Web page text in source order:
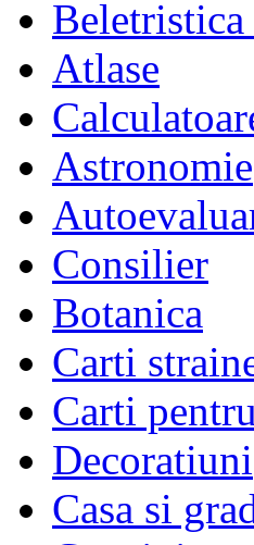
Atlase
Astronomie
Consilier
Botanica
Carti
Carti
Decoratiuni
Casa si